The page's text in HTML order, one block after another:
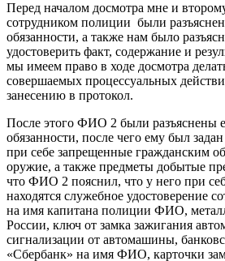
Перед началом досмотра мне и
сотрудником полиции были
обязанности, а также нам было
удостоверить факт, содержание и
мы имеем право в ходе досмотра
совершаемых процессуальных
занесению в протокол.
После этого ФИО 2 были разъяснены
обязанности, после чего ему был
при себе запрещенные гражданским
оружие, а также предметы добытые
что ФИО 2 пояснил, что у него при
находятся служебное удостоверение
на имя капитана полиции ФИО,
России, ключ от замка зажигания
сигнализации от автомашины,
«Сбербанк» на имя ФИО, карточки